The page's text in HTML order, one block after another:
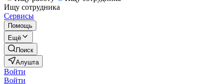
Ищу сотрудника
Сервисы
Помощь
Ещё
Поиск
Алушта
Войти
Войти